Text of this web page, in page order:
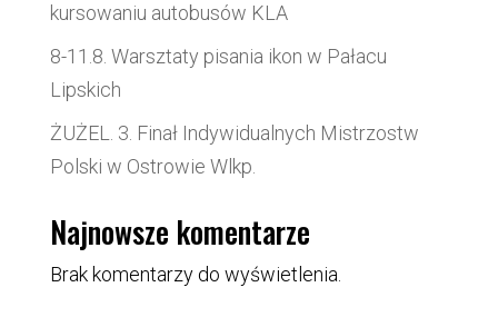
kursowaniu autobusów KLA
8-11.8. Warsztaty pisania ikon w Pałacu
Lipskich
ŻUŻEL. 3. Finał Indywidualnych Mistrzostw
Polski w Ostrowie Wlkp.
Najnowsze komentarze
Brak komentarzy do wyświetlenia.